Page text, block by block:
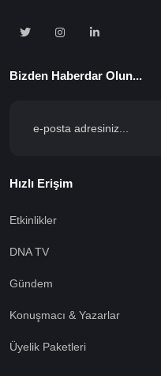
Bizden Haberdar Olun...
Hızlı Erişim
Etkinlikler
DNA TV
Gündem
Konuşmacı & Yazarlar
Üyelik Paketleri